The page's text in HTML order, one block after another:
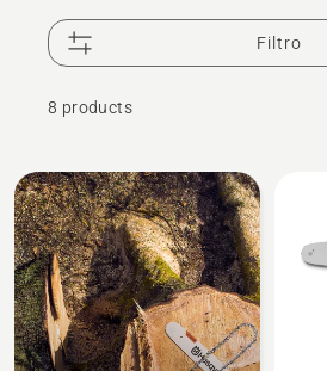
Filtro
8 products
All
products